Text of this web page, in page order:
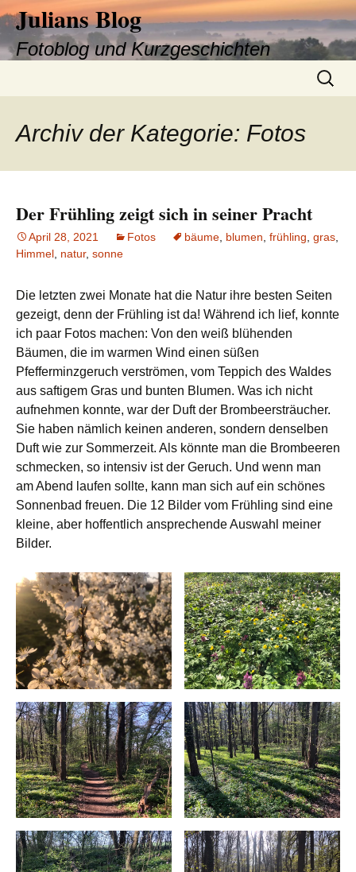
Julians Blog
Fotoblog und Kurzgeschichten
Suchen
nach:
Archiv der Kategorie: Fotos
Der Frühling zeigt sich in seiner Pracht
April 28, 2021 Fotos bäume blumen frühling gras
Himmel natur, sonne
Die letzten zwei Monate hat die Natur ihre besten Seiten
gezeigt, denn der Frühling ist da! Während ich lief, konnte
ich paar Fotos machen: Von den weiß blühenden
Bäumen, die im warmen Wind einen süßen
Pfefferminzgeruch verströmen, vom Teppich des Waldes
aus saftigem Gras und bunten Blumen. Was ich nicht
aufnehmen konnte, war der Duft der Brombeersträucher.
Sie haben nämlich keinen anderen, sondern denselben
Duft wie zur Sommerzeit. Als könnte man die Brombeeren
schmecken, so intensiv ist der Geruch. Und wenn man
am Abend laufen sollte, kann man sich auf ein schönes
Sonnenbad freuen. Die 12 Bilder vom Frühling sind eine
kleine, aber hoffentlich ansprechende Auswahl meiner
Bilder.